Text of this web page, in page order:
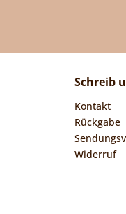
Schreib
Kontakt
Rückgabe
Widerruf